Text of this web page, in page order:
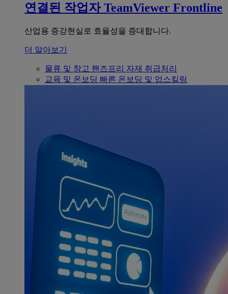
연결된 작업자 TeamViewer Frontline
산업용 증강현실로 효율성을 증대합니다.
더 알아보기
물류 및 창고 핸즈프리 자재 취급처리
교육 및 온보딩 빠른 온보딩 및 업스킬링